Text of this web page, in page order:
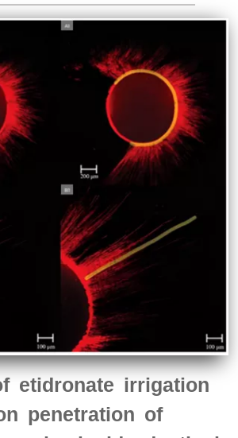
etidronate irrigation
penetration of